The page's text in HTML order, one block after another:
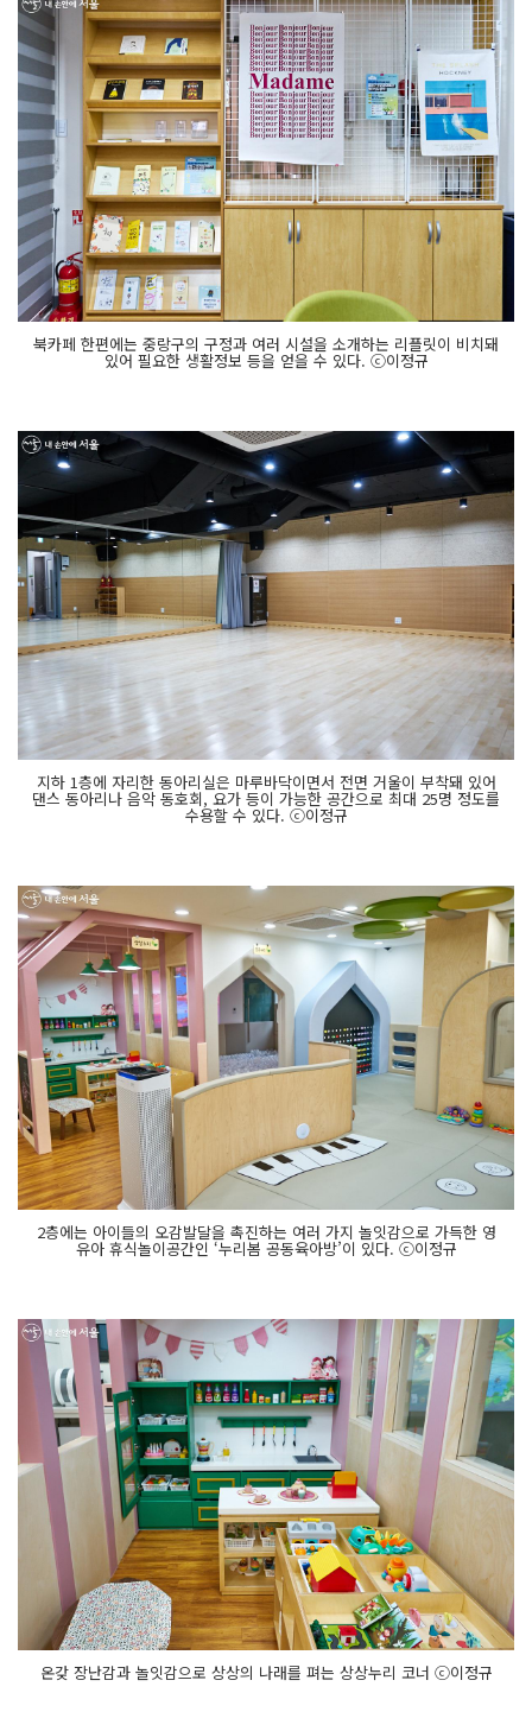
북카페 한편에는 중랑구의 구정과 여러 시설을 소개하는 리플릿이 비치돼
있어 필요한 생활정보 등을 얻을 수 있다. ⓒ이정규
지하 1층에 자리한 동아리실은 마루바닥이면서 전면 거울이 부착돼 있어
댄스 동아리나 음악 동호회, 요가 등이 가능한 공간으로 최대 25명 정도를
수용할 수 있다. ⓒ이정규
2층에는 아이들의 오감발달을 촉진하는 여러 가지 놀잇감으로 가득한 영
유아 휴식놀이공간인 ‘누리봄 공동육아방’이 있다. ⓒ이정규
온갖 장난감과 놀잇감으로 상상의 나래를 펴는 상상누리 코너 ⓒ이정규